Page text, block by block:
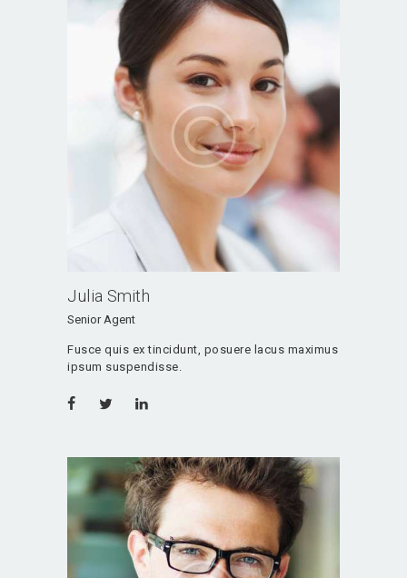
Julia Smith
Senior Agent
Fusce quis ex tincidunt, posuere lacus maximus
ipsum suspendisse.